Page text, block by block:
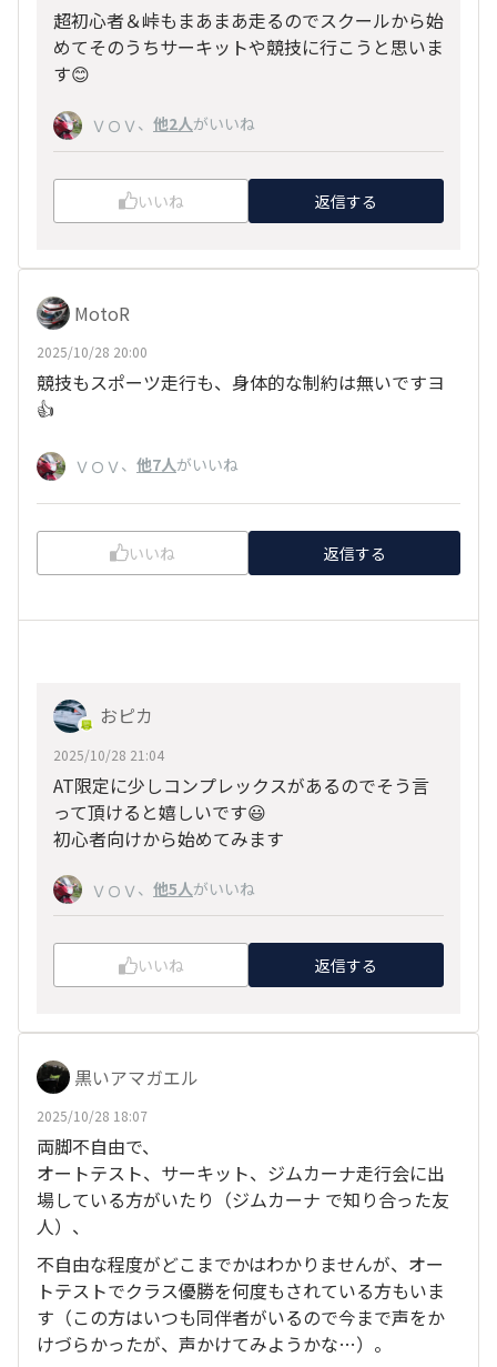
超初心者＆峠もまあまあ走るのでスクールから始
めてそのうちサーキットや競技に行こうと思いま
す😊
ＶＯＶ 、 他2人がいいね
いいね 返信する
MotoR
2025/10/28 20:00
競技もスポーツ走行も、身体的な制約は無いですヨ
👍
ＶＯＶ、 他7人がいいね
いいね 返信する
おピカ
2025/10/28 21:04
AT限定に少しコンプレックスがあるのでそう言
って頂けると嬉しいです😃
初心者向けから始めてみます
ＶＯＶ 、 他5人がいいね
いいね 返信する
黒いアマガエル
2025/10/28 18:07
両脚不自由で、
オートテスト、サーキット、ジムカーナ走行会に出
場している方がいたり（ジムカーナ で知り合った友
人）、
不自由な程度がどこまでかはわかりませんが、オー
トテストでクラス優勝を何度もされている方もいま
す（この方はいつも同伴者がいるので今まで声をか
けづらかったが、声かけてみようかな…）。